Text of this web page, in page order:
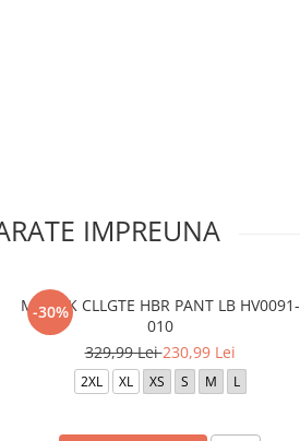
IMPREUNA
-30%
M J BRK CLLGTE HBR PANT LB HV0091-
010
329,99 Lei230,99 Lei
2XL XL XS S M L